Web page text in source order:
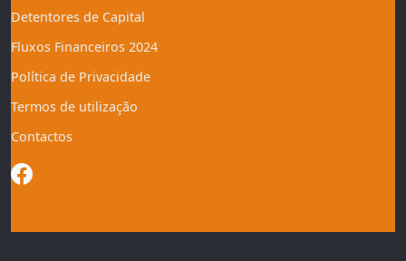
Detentores de Capital
Fluxos Financeiros 2024
Política de Privacidade
Termos de utilização
Contactos